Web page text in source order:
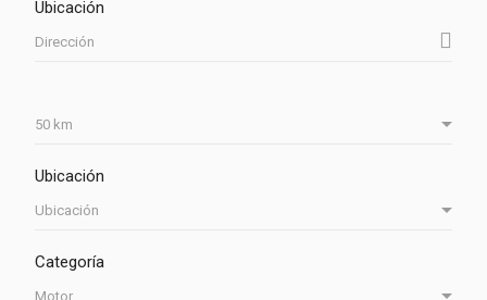
Ubicación
Ubicación
Categoría